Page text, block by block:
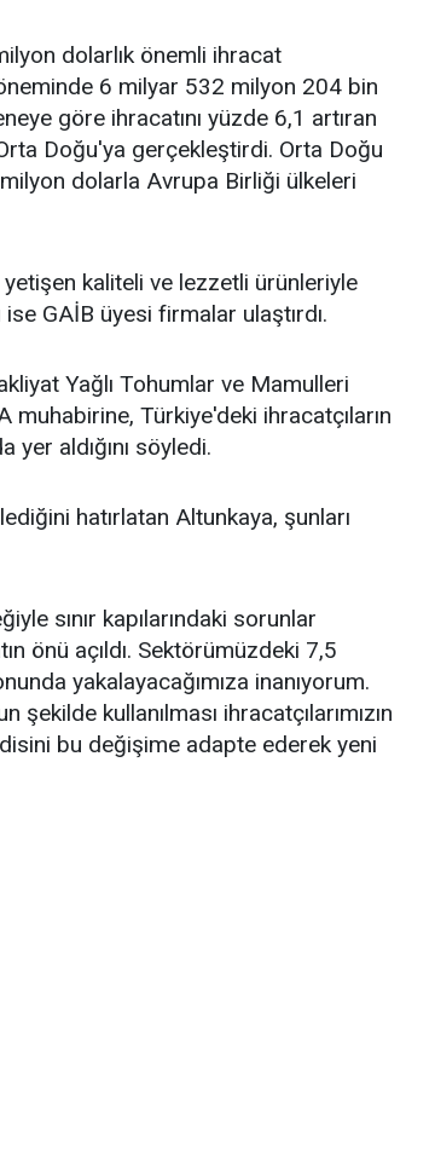
dolarlık önemli ihracat
6 milyar 532 milyon 204 bin
göre ihracatını yüzde 6,1 artıran
Doğu'ya gerçekleştirdi. Orta Doğu
dolarla Avrupa Birliği ülkeleri
kaliteli ve lezzetli ürünleriyle
GAİB üyesi firmalar ulaştırdı.
Yağlı Tohumlar ve Mamulleri
Türkiye'deki ihracatçıların
yer aldığını söyledi.
hatırlatan Altunkaya, şunları
sınır kapılarındaki sorunlar
önü açıldı. Sektörümüzdeki 7,5
yakalayacağımıza inanıyorum.
kullanılması ihracatçılarımızın
bu değişime adapte ederek yeni